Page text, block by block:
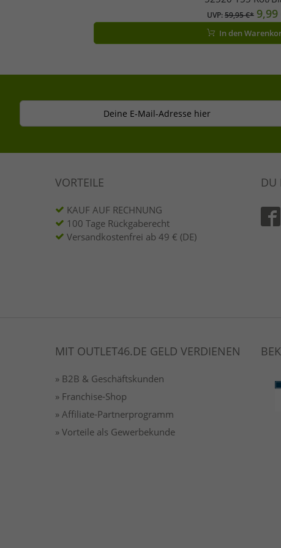
UVP:59,95 €* 9,99
In den
Deine E-Mail-Adresse hier
VORTEILE
KAUF AUF RECHNUNG
100 Tage Rückgaberecht
Versandkostenfrei ab 49 € (DE)
DU
MIT OUTLET46.DE GELD VERDIENEN
» B2B & Geschäftskunden
» Franchise-Shop
» Affiliate-Partnerprogramm
» Vorteile als Gewerbekunde